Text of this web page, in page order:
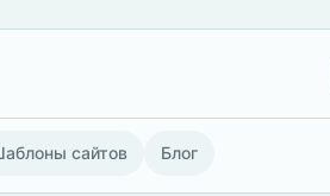
сайтов Блог